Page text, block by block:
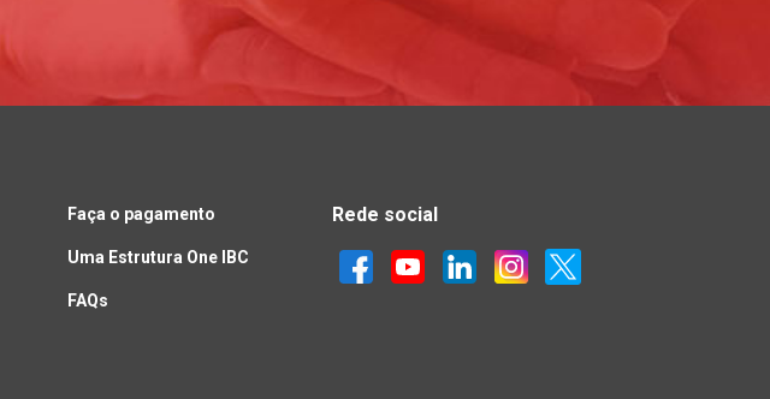
Faça o pagamento
Uma Estrutura One IBC
FAQs
Rede social